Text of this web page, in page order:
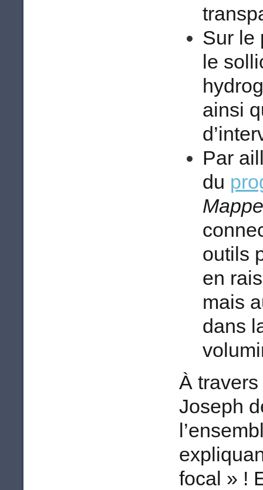
Sur le
le
ainsi
Par
du
outils
en
mais
dans
À
Joseph
focal » !